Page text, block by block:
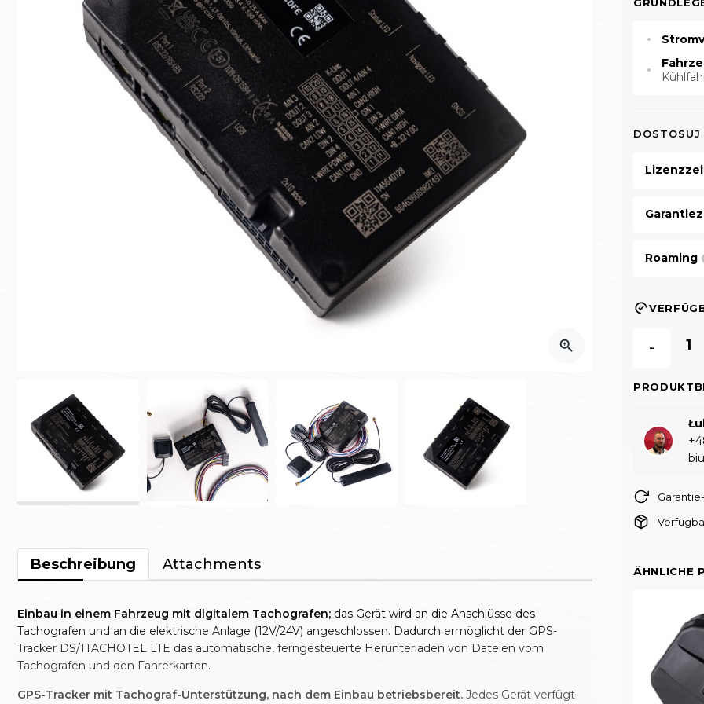
zoom_in
Beschreibung Attachments
Einbau in einem Fahrzeug mit digitalem Tachografen; das Gerät wird an die Anschlüsse des
Tachografen und an die elektrische Anlage (12V/24V) angeschlossen. Dadurch ermöglicht der GPS-
Tracker DS/1TACHOTEL LTE das automatische, ferngesteuerte Herunterladen von Dateien vom
Tachografen und den Fahrerkarten.
GPS-Tracker mit Tachograf-Unterstützung, nach dem Einbau betriebsbereit. Jedes Gerät verfügt
DOSTOSUJ
Roaming
-
ÄHNLICHE